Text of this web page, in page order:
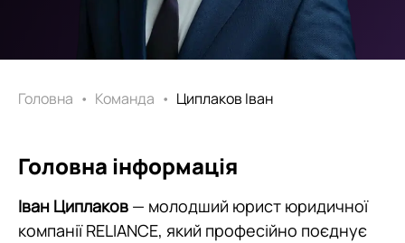
Головна • Команда • Циплаков Іван
Головна інформація
Іван Циплаков — молодший юрист юридичної
компанії RELIANCE, який професійно поєднує